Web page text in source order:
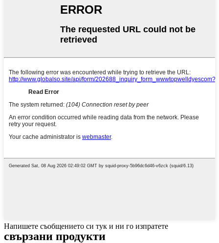
Напишете съобщението си тук и ни го изпратете
свързани продукти